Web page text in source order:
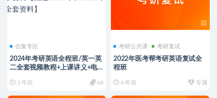
合集专区
2024年考研英语全程班/英一英
二全套视频教程+上课讲义+电
全套资料】
3 年前 68
考研公共课 考研复试
2022年医考帮考研英语复试全
程班
4 年前 专属